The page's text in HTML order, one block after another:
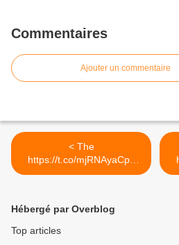
Commentaires
Ajouter un commentaire
< The
https://t.co/mjRNAyaCph
Daily est en ligne!...
Hébergé par Overblog
Top articles